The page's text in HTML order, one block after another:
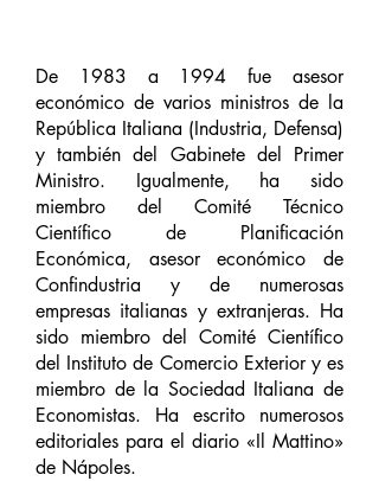
De 1983 a 1994 fue asesor
económico de varios ministros de la
República Italiana (Industria, Defensa)
y también del Gabinete del Primer
Ministro. Igualmente, ha sido
miembro del Comité Técnico
Científico de Planificación
Económica, asesor económico de
Confindustria y de numerosas
empresas italianas y extranjeras. Ha
sido miembro del Comité Científico
del Instituto de Comercio Exterior y es
miembro de la Sociedad Italiana de
Economistas. Ha escrito numerosos
editoriales para el diario «Il Mattino»
de Nápoles.